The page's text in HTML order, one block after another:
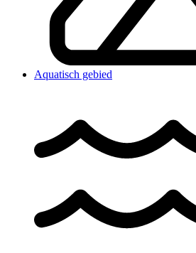
Aquatisch gebied